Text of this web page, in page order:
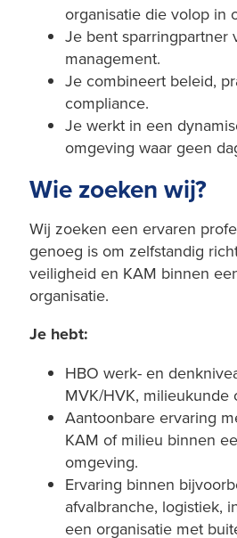
organisatie die volop in
Je bent sparringpartner
management.
Je combineert beleid,
compliance.
Je werkt in een
omgeving waar geen
Wie zoeken wij?
Wij zoeken een ervaren
genoeg is om zelfstandig
veiligheid en KAM binnen
organisatie.
Je hebt:
HBO werk- en
MVK/HVK, milieukunde
Aantoonbare ervaring
KAM of milieu binnen
omgeving.
Ervaring binnen
afvalbranche, logistiek,
een organisatie met